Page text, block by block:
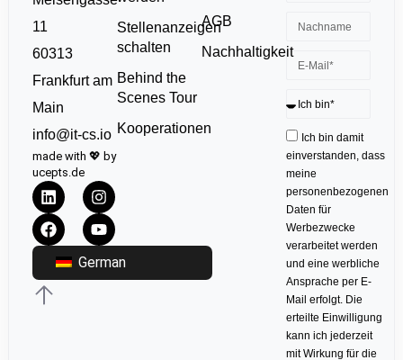
11
60313
Frankfurt am
Main
info@it-cs.io
made with 💖 by
ucepts.de
German
Stellenanzeigen
schalten
Behind the
Scenes Tour
Kooperationen
AGB
Nachhaltigkeit
Ich bin damit
einverstanden, dass
meine
personenbezogenen
Daten für
Werbezwecke
verarbeitet werden
und eine werbliche
Ansprache per E-
Mail erfolgt. Die
erteilte Einwilligung
kann ich jederzeit
mit Wirkung für die